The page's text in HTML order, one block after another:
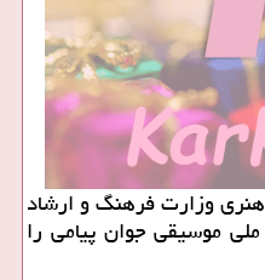
وزارت فرهنگ و ارشاد
موسیقی جوان پیامی را